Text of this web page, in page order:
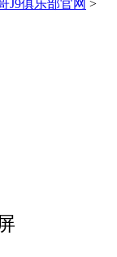
J9俱乐部官网 >